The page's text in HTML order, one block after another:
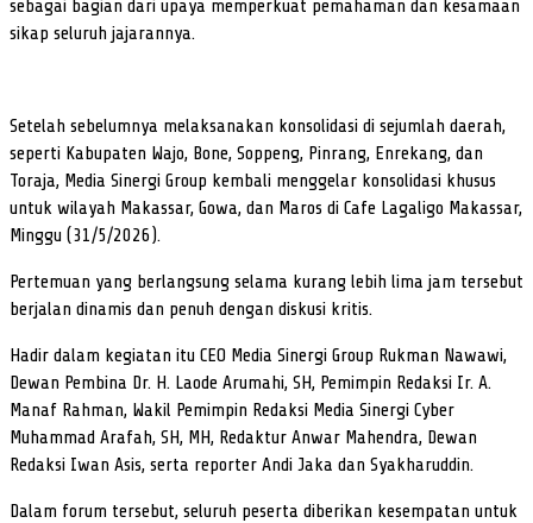
sebagai bagian dari upaya memperkuat pemahaman dan kesamaan
sikap seluruh jajarannya.
Setelah sebelumnya melaksanakan konsolidasi di sejumlah daerah,
seperti Kabupaten Wajo, Bone, Soppeng, Pinrang, Enrekang, dan
Toraja, Media Sinergi Group kembali menggelar konsolidasi khusus
untuk wilayah Makassar, Gowa, dan Maros di Cafe Lagaligo Makassar,
Minggu (31/5/2026).
Pertemuan yang berlangsung selama kurang lebih lima jam tersebut
berjalan dinamis dan penuh dengan diskusi kritis.
Hadir dalam kegiatan itu CEO Media Sinergi Group Rukman Nawawi,
Dewan Pembina Dr. H. Laode Arumahi, SH, Pemimpin Redaksi Ir. A.
Manaf Rahman, Wakil Pemimpin Redaksi Media Sinergi Cyber
Muhammad Arafah, SH, MH, Redaktur Anwar Mahendra, Dewan
Redaksi Iwan Asis, serta reporter Andi Jaka dan Syakharuddin.
Dalam forum tersebut, seluruh peserta diberikan kesempatan untuk